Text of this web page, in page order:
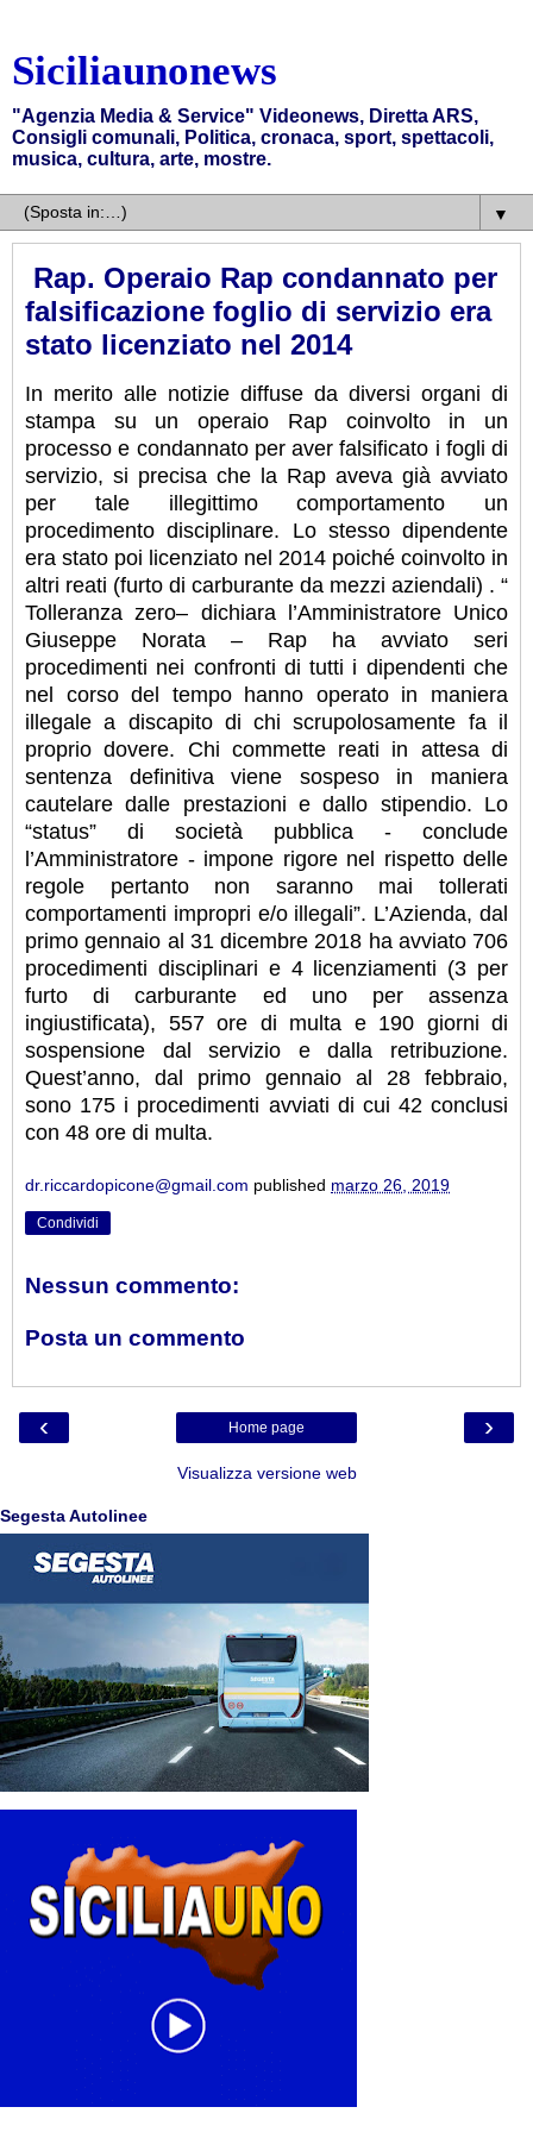
Siciliaunonews
"Agenzia Media & Service" Videonews, Diretta ARS,
Consigli comunali, Politica, cronaca, sport, spettacoli,
musica, cultura, arte, mostre.
▼
Rap. Operaio Rap condannato per
falsificazione foglio di servizio era
stato licenziato nel 2014
In merito alle notizie diffuse da diversi organi di
stampa su un operaio Rap coinvolto in un
processo e condannato per aver falsificato i fogli di
servizio, si precisa che la Rap aveva già avviato
per tale illegittimo comportamento un
procedimento disciplinare. Lo stesso dipendente
era stato poi licenziato nel 2014 poiché coinvolto in
altri reati (furto di carburante da mezzi aziendali) . “
Tolleranza zero– dichiara l’Amministratore Unico
Giuseppe Norata – Rap ha avviato seri
procedimenti nei confronti di tutti i dipendenti che
nel corso del tempo hanno operato in maniera
illegale a discapito di chi scrupolosamente fa il
proprio dovere. Chi commette reati in attesa di
sentenza definitiva viene sospeso in maniera
cautelare dalle prestazioni e dallo stipendio. Lo
“status” di società pubblica - conclude
l’Amministratore - impone rigore nel rispetto delle
regole pertanto non saranno mai tollerati
comportamenti impropri e/o illegali”. L’Azienda, dal
primo gennaio al 31 dicembre 2018 ha avviato 706
procedimenti disciplinari e 4 licenziamenti (3 per
furto di carburante ed uno per assenza
ingiustificata), 557 ore di multa e 190 giorni di
sospensione dal servizio e dalla retribuzione.
Quest’anno, dal primo gennaio al 28 febbraio,
sono 175 i procedimenti avviati di cui 42 conclusi
con 48 ore di multa.
dr.riccardopicone@gmail.com published marzo 26, 2019
Condividi
Nessun commento:
Posta un commento
‹ ›
Home page
Visualizza versione web
Segesta Autolinee